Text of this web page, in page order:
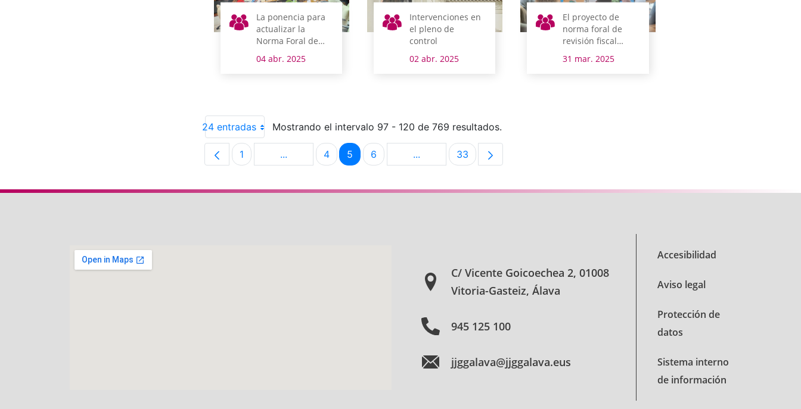
La ponencia para
actualizar la
Norma Foral de
Concejos eleva a
comisión su
04 abr. 2025
Intervenciones en
el pleno de
control
02 abr. 2025
El proyecto de
norma foral de
revisión fiscal
paso
31 mar. 2025
24 entradas Mostrando el intervalo 97 - 120 de 769 resultados.
Página
1 ...Páginas intermedias Use TAB para desplazarse.
Página
4 Página
5 Página
6 ...Páginas intermedias Use TAB para desplazarse.
Página
33
C/ Vicente Goicoechea 2, 01008
Vitoria-Gasteiz, Álava
945 125 100
jjggalava@jjggalava.eus
Accesibilidad
Aviso legal
Protección de
datos
Sistema interno
de información